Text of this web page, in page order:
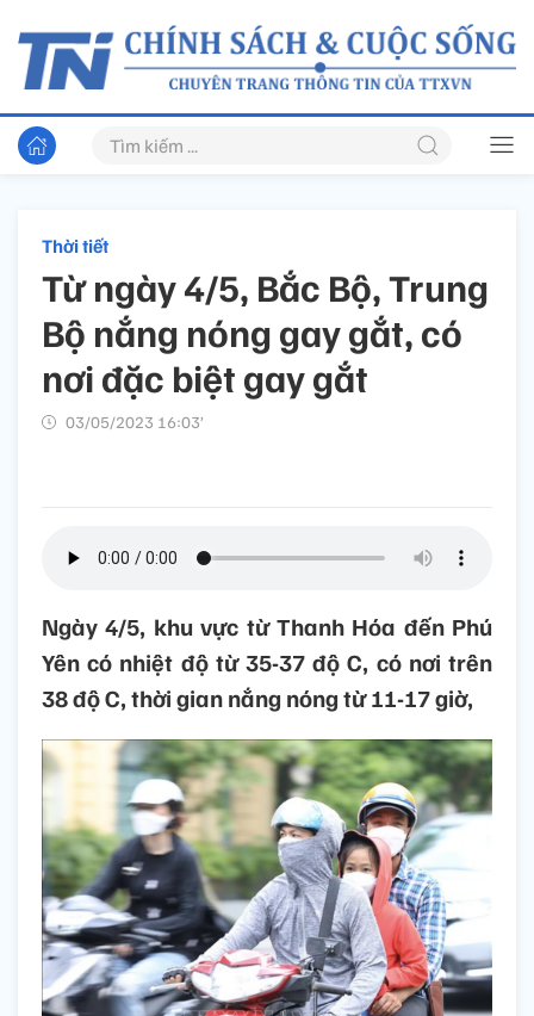
Thời tiết
Từ ngày 4/5, Bắc Bộ, Trung
Bộ nắng nóng gay gắt, có
nơi đặc biệt gay gắt
03/05/2023 16:03’
Ngày 4/5, khu vực từ Thanh Hóa đến Phú
Yên có nhiệt độ từ 35-37 độ C, có nơi trên
38 độ C, thời gian nắng nóng từ 11-17 giờ,